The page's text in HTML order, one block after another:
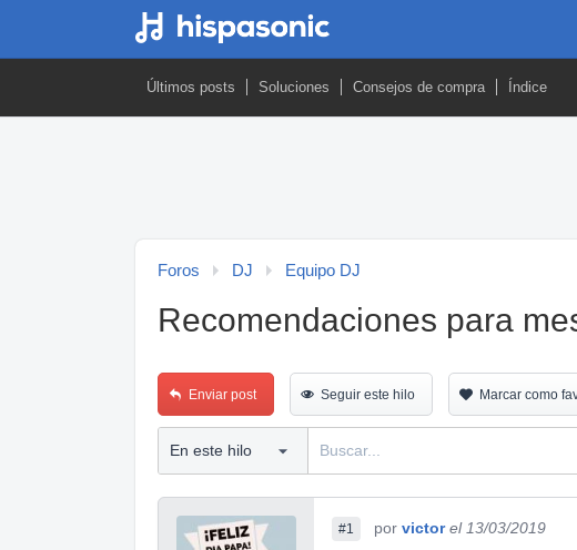
Últimos posts Soluciones Consejos de compra Índice
Foros DJ Equipo DJ
Recomendaciones para
Enviar post Seguir este hilo Marcar como
#1 por victor el 13/03/2019